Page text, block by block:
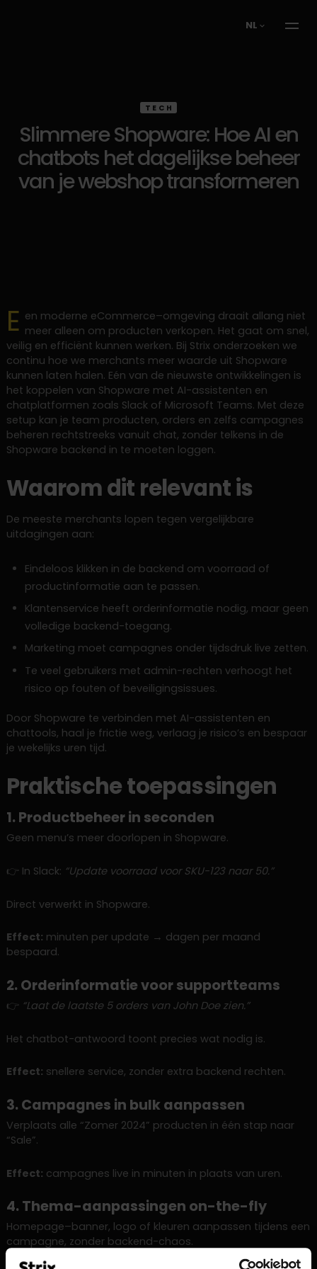
NL
TECH
Slimmere Shopware: Hoe AI en
chatbots het dagelijkse beheer
van je webshop transformeren
E en moderne eCommerce–omgeving draait allang niet
meer alleen om producten verkopen. Het gaat om snel,
veilig en efficiënt kunnen werken. Bij Strix onderzoeken we
continu hoe we merchants meer waarde uit Shopware
kunnen laten halen. Eén van de nieuwste ontwikkelingen is
het koppelen van Shopware met AI-assistenten en
chatplatformen zoals Slack of Microsoft Teams. Met deze
setup kan je team producten, orders en zelfs campagnes
beheren rechtstreeks vanuit chat, zonder telkens in de
Shopware backend in te moeten loggen.
Waarom dit relevant is
De meeste merchants lopen tegen vergelijkbare
uitdagingen aan:
Eindeloos klikken in de backend om voorraad of
productinformatie aan te passen.
Klantenservice heeft orderinformatie nodig, maar geen
volledige backend-toegang.
Marketing moet campagnes onder tijdsdruk live zetten.
Te veel gebruikers met admin-rechten verhoogt het
risico op fouten of beveiligingsissues.
Door Shopware te verbinden met AI-assistenten en
chattools, haal je frictie weg, verlaag je risico’s en bespaar
je wekelijks uren tijd.
Praktische toepassingen
1. Productbeheer in seconden
Geen menu’s meer doorlopen in Shopware.
👉 In Slack: “Update voorraad voor SKU-123 naar 50.”
Direct verwerkt in Shopware.
Effect: minuten per update → dagen per maand
bespaard.
2. Orderinformatie voor supportteams
👉 “Laat de laatste 5 orders van John Doe zien.”
Het chatbot-antwoord toont precies wat nodig is.
Effect: snellere service, zonder extra backend rechten.
3. Campagnes in bulk aanpassen
Verplaats alle “Zomer 2024” producten in één stap naar
“Sale”.
Effect: campagnes live in minuten in plaats van uren.
4. Thema-aanpassingen on-the-fly
Homepage–banner, logo of kleuren aanpassen tijdens een
campagne, zonder backend-chaos.